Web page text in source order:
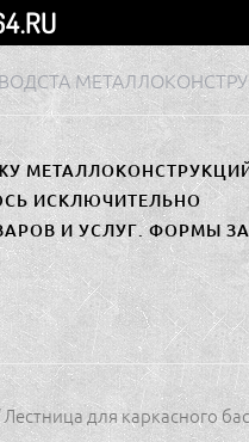
ИСКЛЮЧИТЕЛЬНО
И УСЛУГ. ФОРМЫ
для каркасного